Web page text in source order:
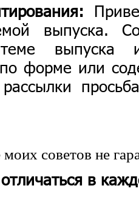
выпуска.
выпуска
форме или
советов не
в